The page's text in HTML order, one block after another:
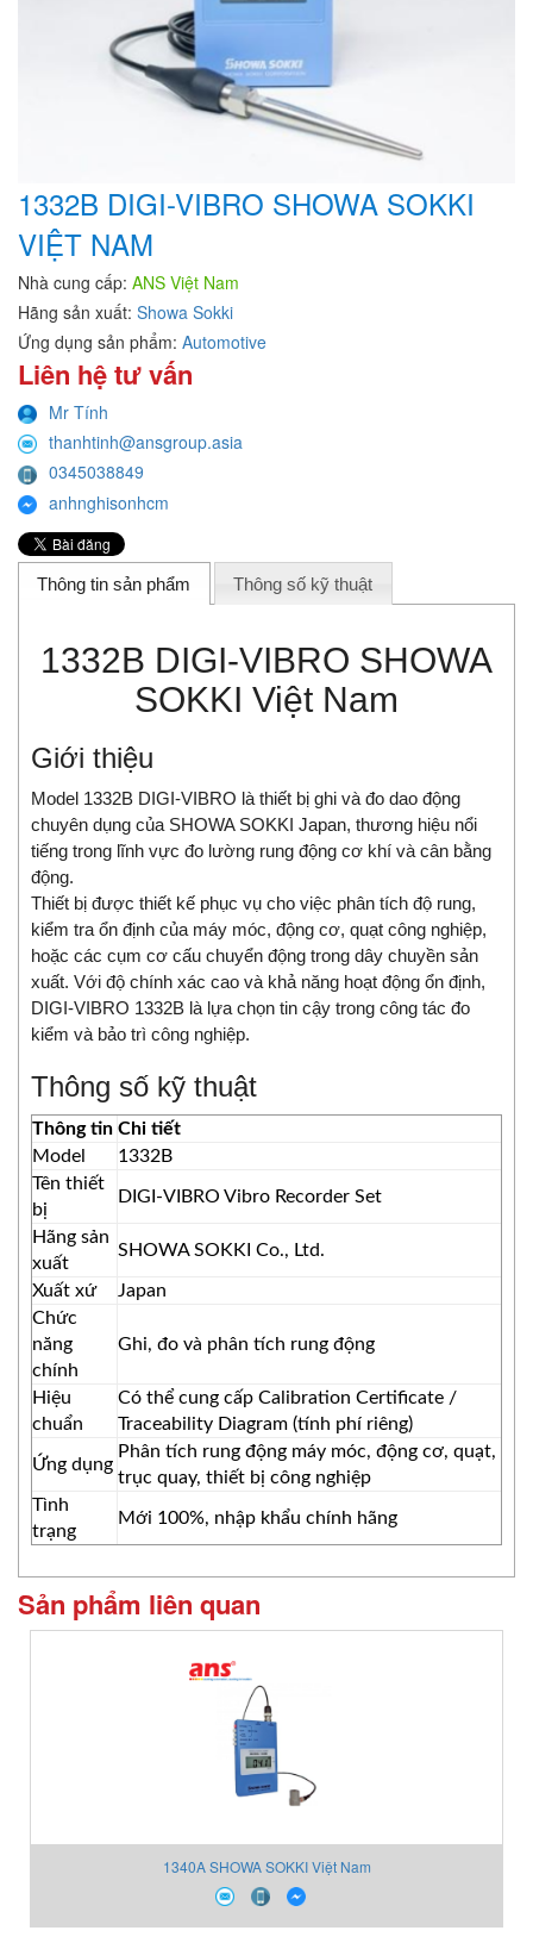
1332B DIGI-VIBRO SHOWA SOKKI
VIỆT NAM
Nhà cung cấp: ANS Việt Nam
Hãng sản xuất: Showa Sokki
Ứng dụng sản phẩm: Automotive
Liên hệ tư vấn
Mr Tính
thanhtinh@ansgroup.asia
0345038849
anhnghisonhcm
Thông tin sản phẩm Thông số kỹ thuật
1332B DIGI-VIBRO SHOWA
SOKKI Việt Nam
Giới thiệu
Model 1332B DIGI-VIBRO là thiết bị ghi và đo dao động
chuyên dụng của SHOWA SOKKI Japan, thương hiệu nổi
tiếng trong lĩnh vực đo lường rung động cơ khí và cân bằng
động.
Thiết bị được thiết kế phục vụ cho việc phân tích độ rung,
kiểm tra ổn định của máy móc, động cơ, quạt công nghiệp,
hoặc các cụm cơ cấu chuyển động trong dây chuyền sản
xuất. Với độ chính xác cao và khả năng hoạt động ổn định,
DIGI-VIBRO 1332B là lựa chọn tin cậy trong công tác đo
kiểm và bảo trì công nghiệp.
Thông số kỹ thuật
Thông tin Chi tiết
Model
1332B
Tên thiết
bị
DIGI-VIBRO Vibro Recorder Set
Hãng sản
xuất
SHOWA SOKKI Co., Ltd.
Xuất xứ
Japan
Chức
năng
chính
Ghi, đo và phân tích rung động
Hiệu
chuẩn
Có thể cung cấp Calibration Certificate /
Traceability Diagram (tính phí riêng)
Ứng dụng
Phân tích rung động máy móc, động cơ, quạt,
trục quay, thiết bị công nghiệp
Tình
trạng
Mới 100%, nhập khẩu chính hãng
Sản phẩm liên quan
1340A SHOWA SOKKI Việt Nam